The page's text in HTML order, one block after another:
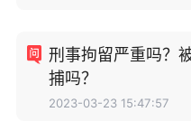
刑事拘留严重吗？
捕吗？
2023-03-23 15:47:57